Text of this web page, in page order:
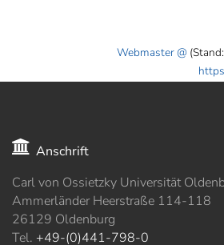
Webmaster
Anschrift
Carl von Ossietzky Universität
Ammerländer Heerstraße 114-118
26129 Oldenburg
Tel. +49-(0)441-798-0